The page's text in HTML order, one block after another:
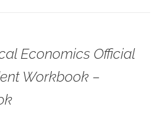
Economics Official
Workbook –